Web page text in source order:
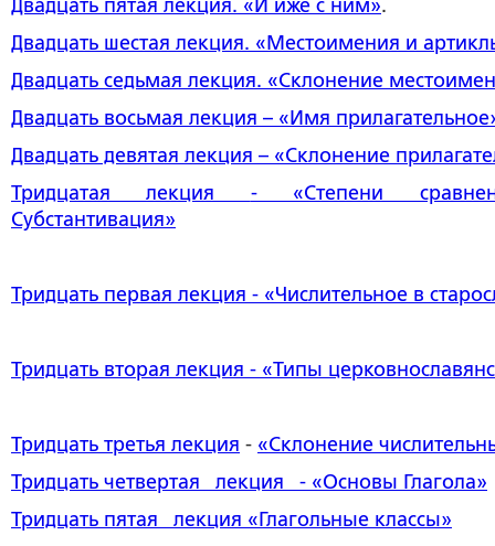
Двадцать пятая лекция. «И иже с ним».
Двадцать шестая лекция. «Местоимения и
Двадцать седьмая лекция. «Склонение
Двадцать восьмая лекция – «Имя
Двадцать девятая лекция – «Склонение
Тридцатая лекция - «Степени
Субстантивация»
Тридцать первая лекция - «Числительное в
Тридцать вторая лекция - «Типы
Тридцать третья лекция - «Склонение
Тридцать четвертая лекция - «Основы Глагола»
Тридцать пятая лекция «Глагольные классы»